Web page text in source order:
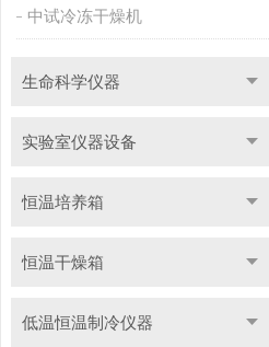
中试冷冻干燥机
生命科学仪器
实验室仪器设备
恒温培养箱
恒温干燥箱
低温恒温制冷仪器